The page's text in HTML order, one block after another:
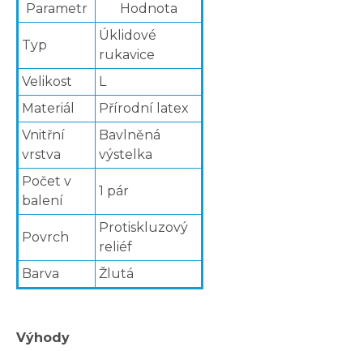
Parametr
Hodnota
Typ
Úklidové
rukavice
Velikost
L
Materiál
Přírodní latex
Vnitřní
vrstva
Bavlněná
výstelka
Počet v
balení
1 pár
Povrch
Protiskluzový
reliéf
Barva
Žlutá
Výhody